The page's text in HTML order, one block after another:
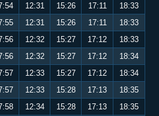
12:31 15:26 17:11
18:33
12:31 15:26 17:11
18:33
12:32 15:27 17:12
18:33
12:32 15:27 17:12
18:34
12:33 15:27 17:12
18:34
12:33 15:28 17:13
18:35
12:34 15:28 17:13
18:35